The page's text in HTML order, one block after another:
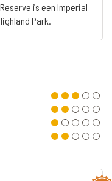
is een Imperial
Park.